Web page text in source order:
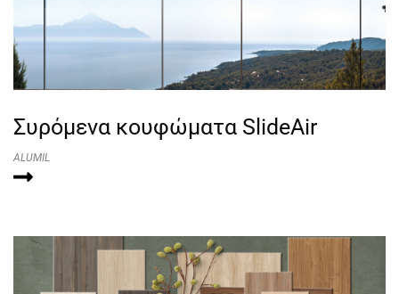
Συρόμενα κουφώματα SlideAir
ALUMIL